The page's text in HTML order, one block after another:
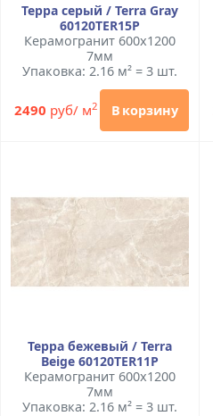
Терра серый / Terra Gray
60120TER15P
Керамогранит 600x1200
7мм
Упаковка: 2.16 м² = 3 шт.
2490 руб/ м2 В корзину
Терра бежевый / Terra
Beige 60120TER11P
Керамогранит 600x1200
7мм
Упаковка: 2.16 м² = 3 шт.